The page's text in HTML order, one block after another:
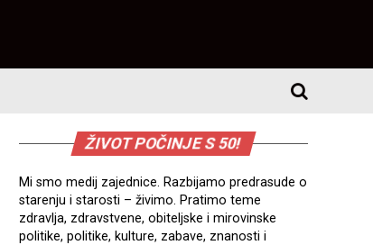
ŽIVOT POČINJE S 50!
Mi smo medij zajednice. Razbijamo predrasude o
starenju i starosti – živimo. Pratimo teme
zdravlja, zdravstvene, obiteljske i mirovinske
politike, politike, kulture, zabave, znanosti i